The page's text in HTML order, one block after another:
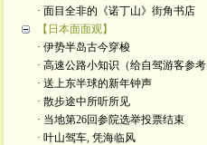
· 面目全非的《诺丁山》街角书店
【日本面面观】
· 伊势半岛古今穿梭
· 高速公路小知识（给自驾游客参考
· 送上东半球的新年钟声
· 散步途中所听所见
· 当地第26回参院选举投票结束
· 叶山驾车, 凭海临风